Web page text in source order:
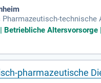
und
Betriebliche Altersvorsorge
pharmazeutische